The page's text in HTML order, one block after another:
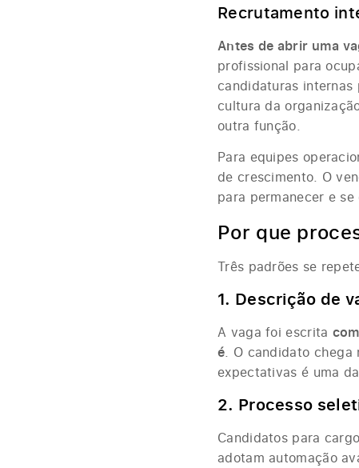
Recrutamento
Antes de abrir uma
profissional para
candidaturas
cultura da
outra função.
Para equipes
de crescimento. O
para permanecer e se
Por que
Três padrões se
1. Descrição de
A vaga foi escrita
é. O candidato chega
expectativas é uma
2. Processo
Candidatos para
adotam automação